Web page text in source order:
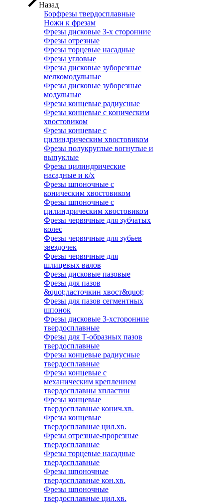
Назад
Борфрезы твердосплавные
Ножи к фрезам
Фрезы дисковые 3-х сторонние
Фрезы отрезные
Фрезы торцевые насадные
Фрезы угловые
Фрезы дисковые зуборезные
мелкомодульные
Фрезы дисковые зуборезные
модульные
Фрезы концевые радиусные
Фрезы концевые с коническим
хвостовиком
Фрезы концевые с
цилиндрическим хвостовиком
Фрезы полукруглые вогнутые и
выпуклые
Фрезы цилиндрические
насадные и к/х
Фрезы шпоночные с
коническим хвостовиком
Фрезы шпоночные с
цилиндрическим хвостовиком
Фрезы червячные для зубчатых
колес
Фрезы червячные для зубьев
звездочек
Фрезы червячные для
шлицевых валов
Фрезы дисковые пазовые
Фрезы для пазов
&quot;ласточкин хвост&quot;
Фрезы для пазов сегментных
шпонок
Фрезы дисковые 3-хсторонние
твердосплавные
Фрезы для Т-образных пазов
твердосплавные
Фрезы концевые радиусные
твердосплавные
Фрезы концевые с
механическим креплением
твердосплавны хпластин
Фрезы концевые
твердосплавные конич.хв.
Фрезы концевые
твердосплавные цил.хв.
Фрезы отрезные-прорезные
твердосплавные
Фрезы торцевые насадные
твердосплавные
Фрезы шпоночные
твердосплавные кон.хв.
Фрезы шпоночные
твердосплавные цил.хв.